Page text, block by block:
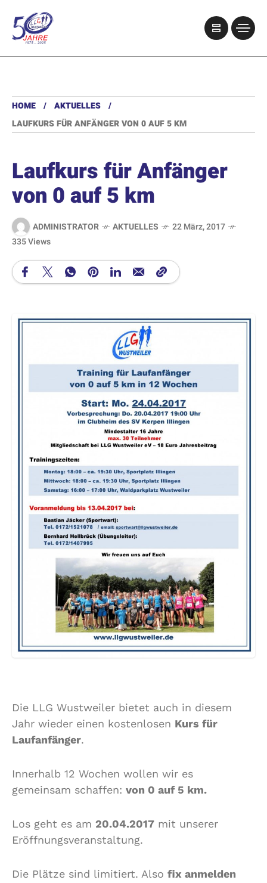
HOME
AKTUELLES
LAUFKURS FÜR ANFÄNGER VON 0 AUF 5 KM
Laufkurs für Anfänger
von 0 auf 5 km
ADMINISTRATOR AKTUELLES
22 März, 2017
335 Views
Die LLG Wustweiler bietet auch in diesem
Jahr wieder einen kostenlosen Kurs für
Laufanfänger.
Innerhalb 12 Wochen wollen wir es
gemeinsam schaffen: von 0 auf 5 km.
Los geht es am 20.04.2017 mit unserer
Eröffnungsveranstaltung.
Die Plätze sind limitiert. Also fix anmelden